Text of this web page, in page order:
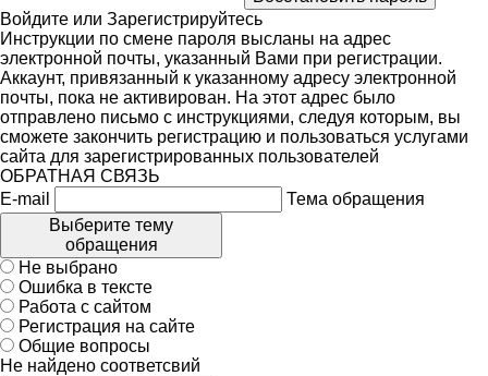
Войдите или Зарегистрируйтесь
Инструкции по смене пароля высланы на адрес
электронной почты, указанный Вами при регистрации.
Аккаунт, привязанный к указанному адресу электронной
почты, пока не активирован. На этот адрес было
отправлено письмо с инструкциями, следуя которым, вы
сможете закончить регистрацию и пользоваться услугами
сайта для зарегистрированных пользователей
ОБРАТНАЯ СВЯЗЬ
E-mail
Тема обращения
Выберите тему
обращения
Не выбрано
Ошибка в тексте
Работа с сайтом
Регистрация на сайте
Общие вопросы
Не найдено соответсвий